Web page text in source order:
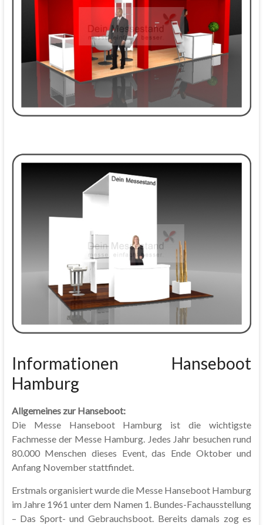
Informationen Hanseboot
Hamburg
Allgemeines zur Hanseboot:
Die Messe Hanseboot Hamburg ist die wichtigste
Fachmesse der Messe Hamburg. Jedes Jahr besuchen rund
80.000 Menschen dieses Event, das Ende Oktober und
Anfang November stattfindet.
Erstmals organisiert wurde die Messe Hanseboot Hamburg
im Jahre 1961 unter dem Namen 1. Bundes-Fachausstellung
– Das Sport- und Gebrauchsboot. Bereits damals zog es